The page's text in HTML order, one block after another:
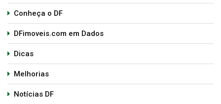
Conheça o DF
DFimoveis.com em Dados
Dicas
Melhorias
Notícias DF